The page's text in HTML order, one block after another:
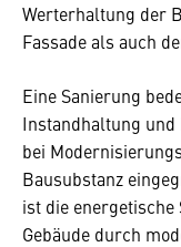
Werterhaltung der
Fassade als auch
Eine Sanierung
Instandhaltung und
bei
Bausubstanz
ist die energetische
Gebäude durch